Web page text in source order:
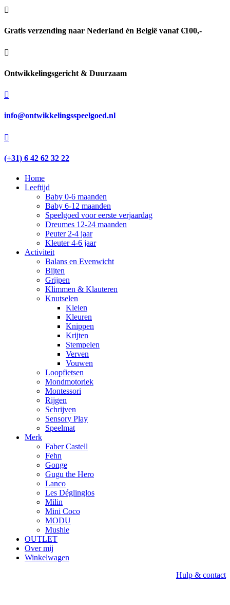

Gratis verzending naar Nederland én België vanaf €100,-

Ontwikkelingsgericht & Duurzaam

info@ontwikkelingsspeelgoed.nl

(+31) 6 42 62 32 22
Home
Leeftijd
Baby 0-6 maanden
Baby 6-12 maanden
Speelgoed voor eerste verjaardag
Dreumes 12-24 maanden
Peuter 2-4 jaar
Kleuter 4-6 jaar
Activiteit
Balans en Evenwicht
Bijten
Grijpen
Klimmen & Klauteren
Knutselen
Kleien
Kleuren
Knippen
Krijten
Stempelen
Verven
Vouwen
Loopfietsen
Mondmotoriek
Montessori
Rijgen
Schrijven
Sensory Play
Speelmat
Merk
Faber Castell
Fehn
Gonge
Gugu the Hero
Lanco
Les Déglinglos
Milin
Mini Coco
MODU
Mushie
OUTLET
Over mij
Winkelwagen
Hulp & contact